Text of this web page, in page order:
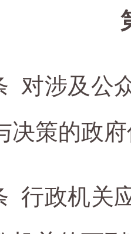
对涉及公
决策的政
行政机关